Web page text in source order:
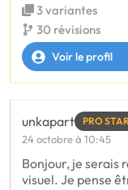
3 variantes
30 révisions
Voir le profil
unkapart PRO
24 octobre à 10:45
Bonjour, je serais
visuel. Je pense